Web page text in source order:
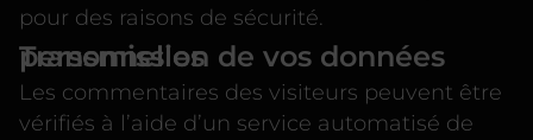
pour des raisons de sécurité.
Transmission de vos données personnelles
Les commentaires des visiteurs peuvent être
vérifiés à l’aide d’un service automatisé de